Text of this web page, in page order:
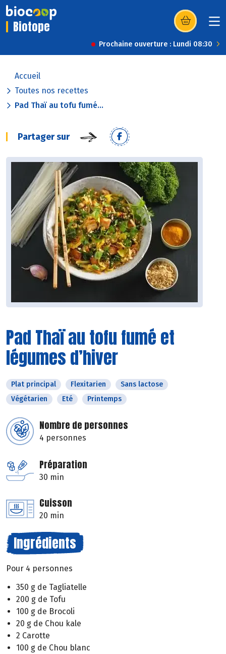
Biotope (s’ouvre dans
Prochaine ouverture : Lundi 08:30
Accueil
Toutes nos recettes
Pad Thaï au tofu fumé...
Partager sur
Pad Thaï au tofu fumé et
légumes d’hiver
Plat principal Flexitarien
Sans lactose
Végétarien
Eté Printemps
Nombre de personnes
4 personnes
Préparation
30 min
Cuisson
20 min
Ingrédients
Pour 4 personnes
350 g de Tagliatelle
200 g de Tofu
100 g de Brocoli
20 g de Chou kale
2 Carotte
100 g de Chou blanc